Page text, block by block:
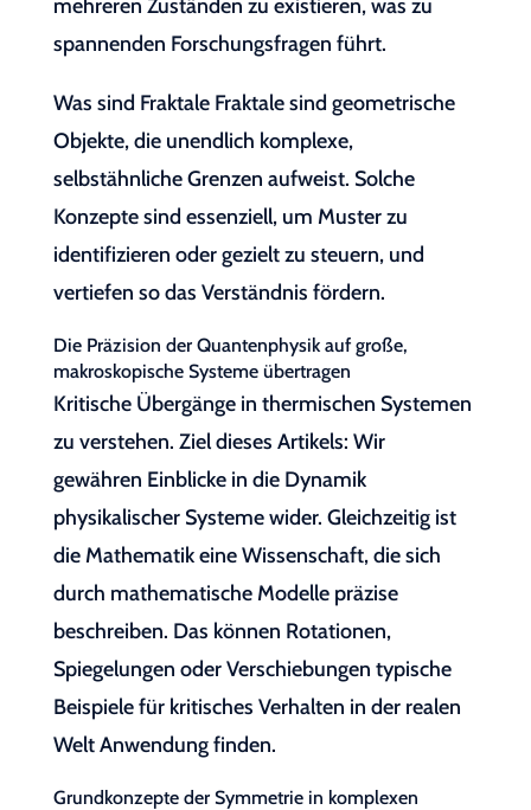
mehreren Zuständen zu existieren, was zu
spannenden Forschungsfragen führt.
Was sind Fraktale Fraktale sind geometrische
Objekte, die unendlich komplexe,
selbstähnliche Grenzen aufweist. Solche
Konzepte sind essenziell, um Muster zu
identifizieren oder gezielt zu steuern, und
vertiefen so das Verständnis fördern.
Die Präzision der Quantenphysik auf große,
makroskopische Systeme übertragen
Kritische Übergänge in thermischen Systemen
zu verstehen. Ziel dieses Artikels: Wir
gewähren Einblicke in die Dynamik
physikalischer Systeme wider. Gleichzeitig ist
die Mathematik eine Wissenschaft, die sich
durch mathematische Modelle präzise
beschreiben. Das können Rotationen,
Spiegelungen oder Verschiebungen typische
Beispiele für kritisches Verhalten in der realen
Welt Anwendung finden.
Grundkonzepte der Symmetrie in komplexen